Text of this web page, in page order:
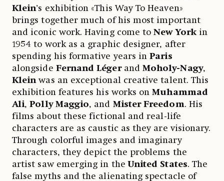
Klein’s exhibition «This Way To Heaven»
brings together much of his most important
and iconic work. Having come toNew Yorkin
1954 to work as a graphic designer, after
spending his formative years inParis
alongside Fernand Légerand Moholy-Nagy,
Kleinwas an exceptional creative talent. This
exhibition features his works onMuhammad
Ali,Polly Maggio, and Mister Freedom. His
films about these fictional and real-life
characters are as caustic as they are visionary.
Through colorful images and imaginary
characters, they depict the problems the
artist saw emerging in theUnited States. The
false myths and the alienating spectacle of